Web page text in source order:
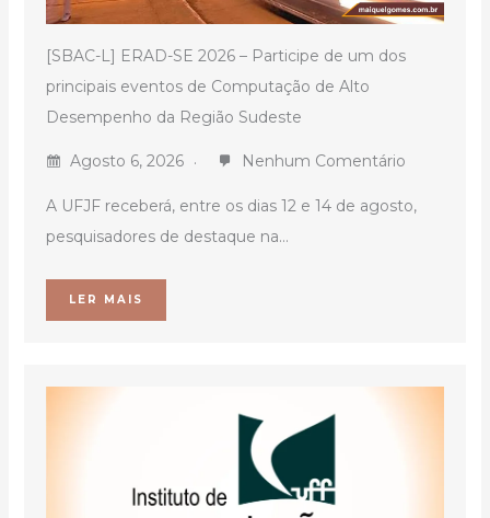
[SBAC-L] ERAD-SE 2026 – Participe de um dos
principais eventos de Computação de Alto
Desempenho da Região Sudeste
Agosto 6, 2026 Nenhum Comentário
A UFJF receberá, entre os dias 12 e 14 de agosto,
pesquisadores de destaque na...
LER MAIS